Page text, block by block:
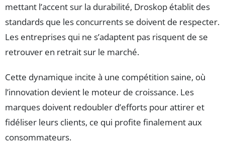
mettant l’accent sur la durabilité, Droskop établit des
standards que les concurrents se doivent de respecter.
Les entreprises qui ne s’adaptent pas risquent de se
retrouver en retrait sur le marché.
Cette dynamique incite à une compétition saine, où
l’innovation devient le moteur de croissance. Les
marques doivent redoubler d’efforts pour attirer et
fidéliser leurs clients, ce qui profite finalement aux
consommateurs.